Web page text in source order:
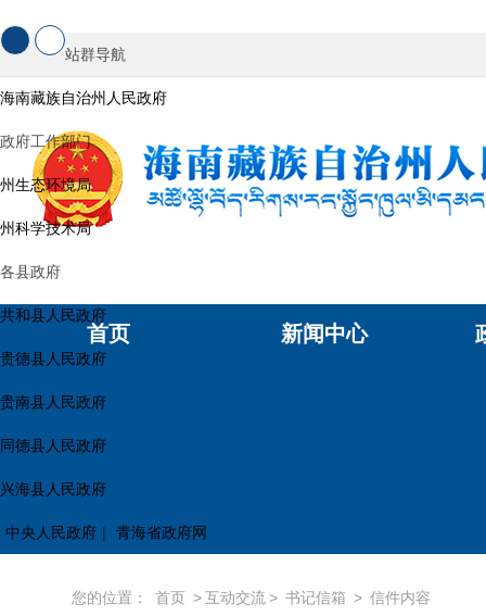
站群导航
海南藏族自治州人民政府
政府工作部门
州生态环境局
州科学技术局
各县政府
共和县人民政府
贵德县人民政府
贵南县人民政府
同德县人民政府
兴海县人民政府
中央人民政府 | 青海省政府网
首页 新闻中心
您的位置： 首页 >互动交流> 书记信箱 > 信件内容